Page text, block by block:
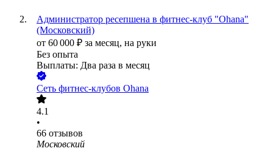
Администратор ресепшена в фитнес-клуб "Ohana"
(Московский)
от 60 000 ₽ за месяц, на руки
Без опыта
Выплаты: Два раза в месяц
Сеть фитнес-клубов Ohana
4.1
•
66 отзывов
Московский